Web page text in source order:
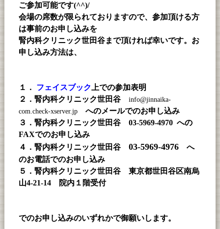
ご参加可能です(^^)/
会場の席数が限られておりますので、参加頂ける方
は事前のお申し込みを
腎内科クリニック世田谷まで頂ければ幸いです。お
申し込み方法は、
１． フェイスブック 上での参加表明
２．腎内科クリニック世田谷info@jinnaika-
com.check-xserver.jp へのメールでのお申し込み
３．腎内科クリニック世田谷 03-5969-4970 への
FAXでのお申し込み
４．腎内科クリニック世田谷03-5969-4976 へ
のお電話でのお申し込み
５．腎内科クリニック世田谷 東京都世田谷区南烏
山4-21-14 院内１階受付
でのお申し込みのいずれかで御願いします。